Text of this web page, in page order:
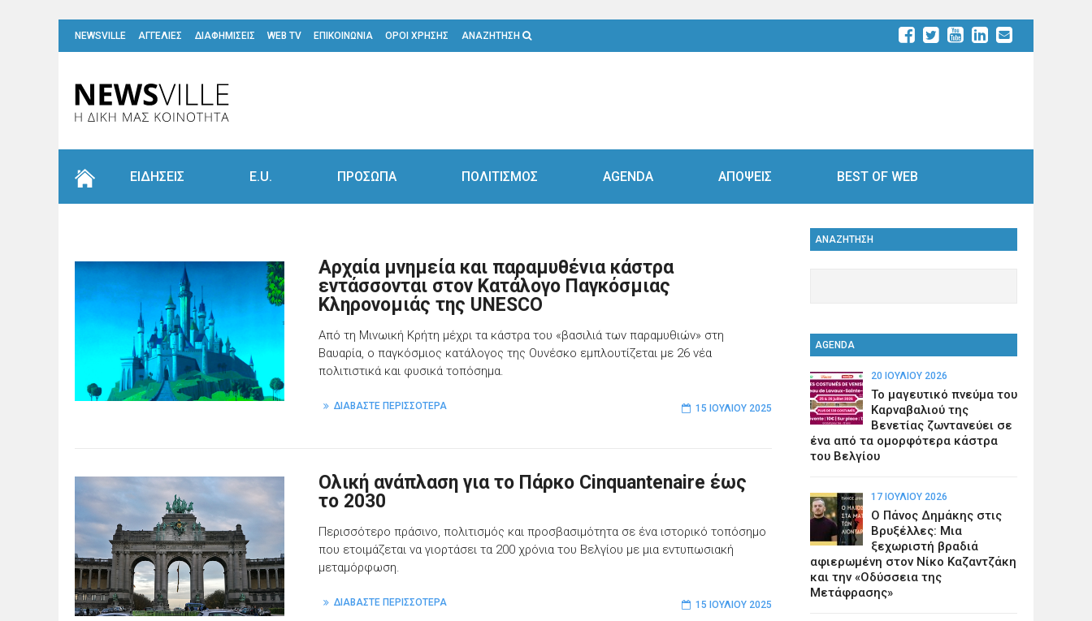
NEWSVILLE ΑΓΓΕΛΙΕΣ ΔΙΑΦΗΜΙΣΕΙΣ WEB TV ΕΠΙΚΟΙΝΩΝΙΑ ΟΡΟΙ ΧΡΗΣΗΣ ΑΝΑΖΗΤΗΣΗ
ΕΙΔΗΣΕΙΣ E.U. ΠΡΟΣΩΠΑ ΠΟΛΙΤΙΣΜΟΣ AGENDA ΑΠΟΨΕΙΣ BEST OF WEB
Αρχαία μνημεία και παραμυθένια κάστρα
εντάσσονται στον Κατάλογο Παγκόσμιας
Κληρονομιάς της UNESCO
Από τη Μινωική Κρήτη μέχρι τα κάστρα του «βασιλιά των παραμυθιών» στη
Βαυαρία, ο παγκόσμιος κατάλογος της Ουνέσκο εμπλουτίζεται με 26 νέα
πολιτιστικά και φυσικά τοπόσημα.
ΔΙΑΒΑΣΤΕ ΠΕΡΙΣΣΟΤΕΡΑ 15 ΙΟΥΛΊΟΥ 2025
Ολική ανάπλαση για το Πάρκο Cinquantenaire έως
το 2030
Περισσότερο πράσινο, πολιτισμός και προσβασιμότητα σε ένα ιστορικό τοπόσημο
που ετοιμάζεται να γιορτάσει τα 200 χρόνια του Βελγίου με μια εντυπωσιακή
μεταμόρφωση.
ΔΙΑΒΑΣΤΕ ΠΕΡΙΣΣΟΤΕΡΑ 15 ΙΟΥΛΊΟΥ 2025
ΑΝΑΖΗΤΗΣΗ
AGENDA
20 ΙΟΥΛΊΟΥ 2026
Το μαγευτικό πνεύμα του
Καρναβαλιού της
Βενετίας ζωντανεύει σε
ένα από τα ομορφότερα κάστρα
του Βελγίου
17 ΙΟΥΛΊΟΥ 2026
Ο Πάνος Δημάκης στις
Βρυξέλλες: Μια
ξεχωριστή βραδιά
αφιερωμένη στον Νίκο Καζαντζάκη
και την «Οδύσσεια της
Μετάφρασης»